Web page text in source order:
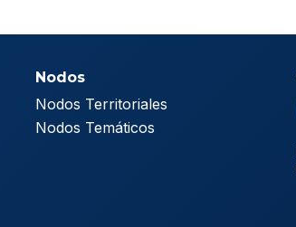
Nodos
Nodos Territoriales
Nodos Temáticos